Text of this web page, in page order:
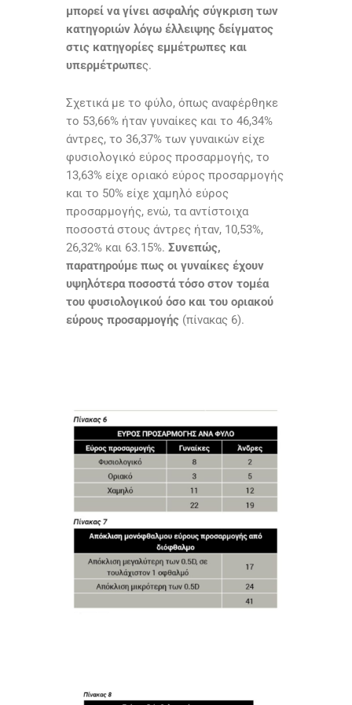
μπορεί να γίνει ασφαλής σύγκριση των
κατηγοριών λόγω έλλειψης δείγματος
στις κατηγορίες εμμέτρωπες και
υπερμέτρωπες.
Σχετικά με το φύλο, όπως αναφέρθηκε
το 53,66% ήταν γυναίκες και το 46,34%
άντρες, το 36,37% των γυναικών είχε
φυσιολογικό εύρος προσαρμογής, το
13,63% είχε οριακό εύρος προσαρμογής
και το 50% είχε χαμηλό εύρος
προσαρμογής, ενώ, τα αντίστοιχα
ποσοστά στους άντρες ήταν, 10,53%,
26,32% και 63.15%. Συνεπώς,
παρατηρούμε πως οι γυναίκες έχουν
υψηλότερα ποσοστά τόσο στον τομέα
του φυσιολογικού όσο και του οριακού
εύρους προσαρμογής (πίνακας 6).